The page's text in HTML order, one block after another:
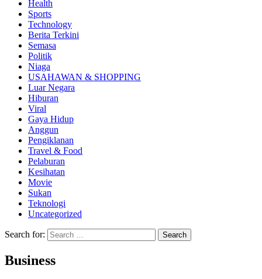
Health
Sports
Technology
Berita Terkini
Semasa
Politik
Niaga
USAHAWAN & SHOPPING
Luar Negara
Hiburan
Viral
Gaya Hidup
Anggun
Pengiklanan
Travel & Food
Pelaburan
Kesihatan
Movie
Sukan
Teknologi
Uncategorized
Search for:
Business